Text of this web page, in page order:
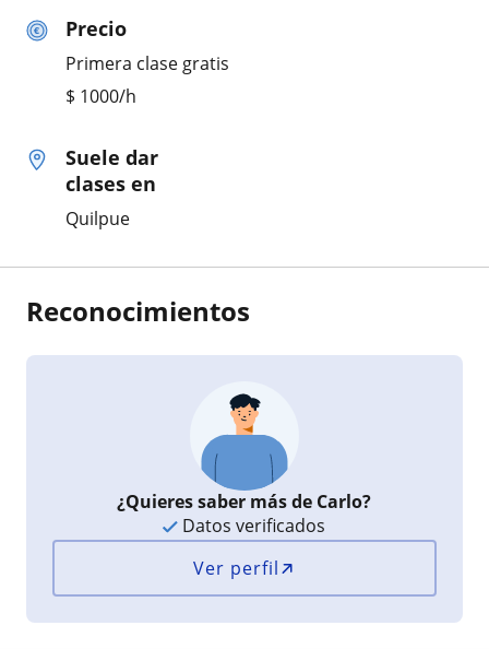
Precio
Primera clase gratis
$ 1000/h
Suele dar
clases en
Quilpue
Reconocimientos
¿Quieres saber más de Carlo?
Datos verificados
Ver perfil